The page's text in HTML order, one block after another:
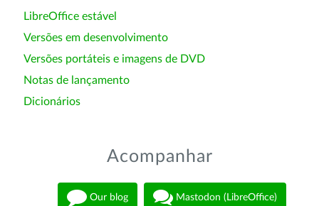
LibreOffice estável
Versões em desenvolvimento
Versões portáteis e imagens de DVD
Notas de lançamento
Dicionários
Acompanhar
Our blog Mastodon (LibreOffice)